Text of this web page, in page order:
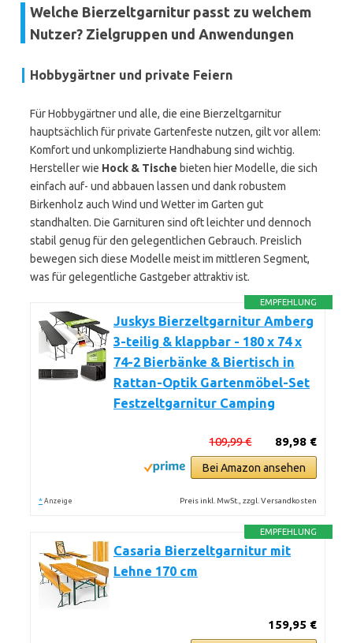
Welche Bierzeltgarnitur passt zu welchem
Nutzer? Zielgruppen und Anwendungen
Hobbygärtner und private Feiern
Für Hobbygärtner und alle, die eine Bierzeltgarnitur
hauptsächlich für private Gartenfeste nutzen, gilt vor allem:
Komfort und unkomplizierte Handhabung sind wichtig.
Hersteller wie Hock & Tische bieten hier Modelle, die sich
einfach auf- und abbauen lassen und dank robustem
Birkenholz auch Wind und Wetter im Garten gut
standhalten. Die Garnituren sind oft leichter und dennoch
stabil genug für den gelegentlichen Gebrauch. Preislich
bewegen sich diese Modelle meist im mittleren Segment,
was für gelegentliche Gastgeber attraktiv ist.
EMPFEHLUNG
Juskys Bierzeltgarnitur Amberg
3-teilig & klappbar - 180 x 74 x
74-2 Bierbänke & Biertisch in
Rattan-Optik Gartenmöbel-Set
Festzeltgarnitur Camping
89,98 €
109,99 €
Bei Amazon ansehen
* Anzeige Preis inkl. MwSt., zzgl. Versandkosten
EMPFEHLUNG
Casaria Bierzeltgarnitur mit
Lehne 170 cm
159,95 €